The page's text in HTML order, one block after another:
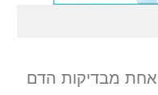
אחת מבדיקות הדם